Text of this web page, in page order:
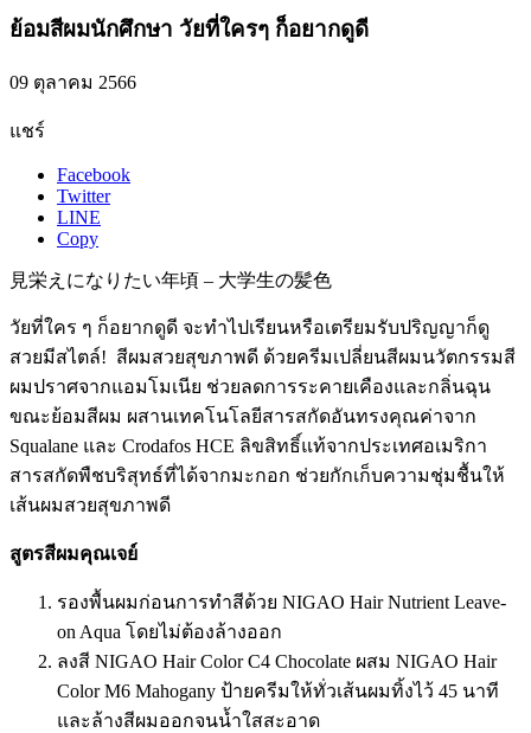
ย้อมสีผมนักศึกษา วัยที่ใครๆ ก็อยากดูดี
09 ตุลาคม 2566
แชร์
Facebook
Twitter
LINE
Copy
見栄えになりたい年頃 – 大学生の髪色
วัยที่ใคร ๆ ก็อยากดูดี จะทำไปเรียนหรือเตรียมรับปริญญาก็ดู
สวยมีสไตล์! สีผมสวยสุขภาพดี ด้วยครีมเปลี่ยนสีผมนวัตกรรมสี
ผมปราศจากแอมโมเนีย ช่วยลดการระคายเคืองและกลิ่นฉุน
ขณะย้อมสีผม ผสานเทคโนโลยีสารสกัดอันทรงคุณค่าจาก
Squalane และ Crodafos HCE ลิขสิทธิ์แท้จากประเทศอเมริกา
สารสกัดพืชบริสุทธ์ที่ได้จากมะกอก ช่วยกักเก็บความชุ่มชื้นให้
เส้นผมสวยสุขภาพดี
สูตรสีผมคุณเจย์
รองพื้นผมก่อนการทำสีด้วย NIGAO Hair Nutrient Leave-
on Aqua โดยไม่ต้องล้างออก
ลงสี NIGAO Hair Color C4 Chocolate ผสม NIGAO Hair
Color M6 Mahogany ป้ายครีมให้ทั่วเส้นผมทิ้งไว้ 45 นาที
และล้างสีผมออกจนน้ำใสสะอาด